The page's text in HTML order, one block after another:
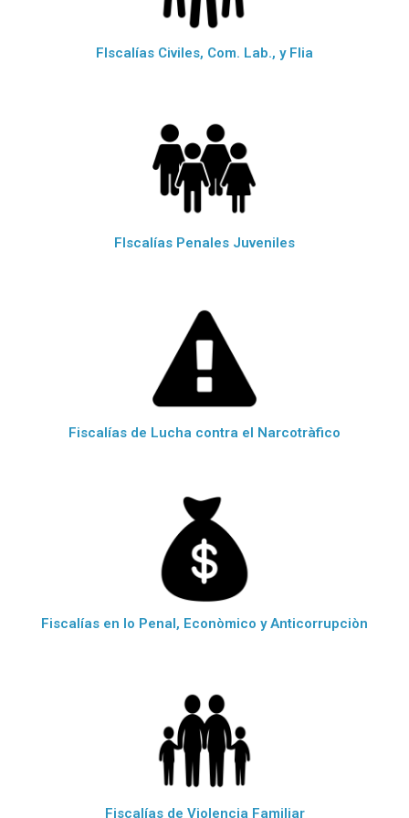
FIscalías Civiles, Com. Lab., y Flia
FIscalías Penales Juveniles
Fiscalías de Lucha contra el Narcotràfico
Fiscalías en lo Penal, Econòmico y Anticorrupciòn
Fiscalías de Violencia Familiar